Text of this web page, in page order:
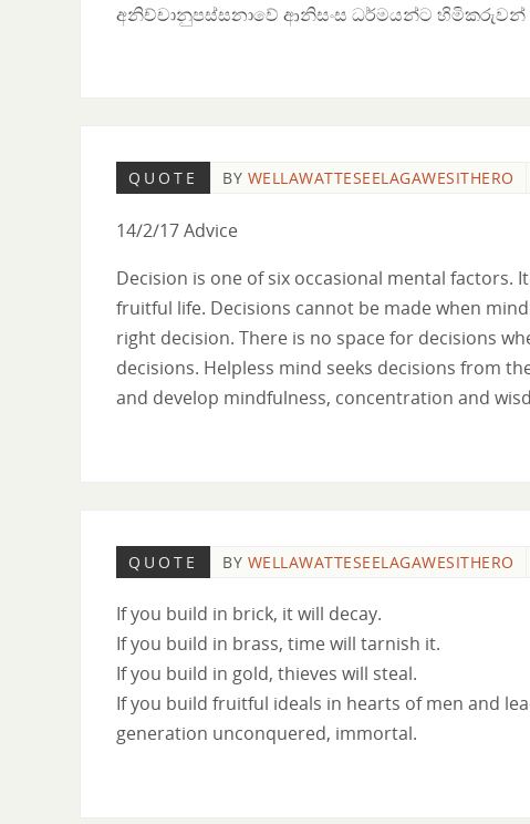
අනිච්චානුපස්සනාවේ ආනිසංස ධර්මයන්ට
QUOTE BY WELLAWATTESEELAGAWESITHERO
14/2/17 Advice
Decision is one of six occasional mental
fruitful life. Decisions cannot be made when
right decision. There is no space for decisions
decisions. Helpless mind seeks decisions from
and develop mindfulness, concentration and
QUOTE BY WELLAWATTESEELAGAWESITHERO
If you build in brick, it will decay.
If you build in brass, time will tarnish it.
If you build in gold, thieves will steal.
If you build fruitful ideals in hearts of men and
generation unconquered, immortal.